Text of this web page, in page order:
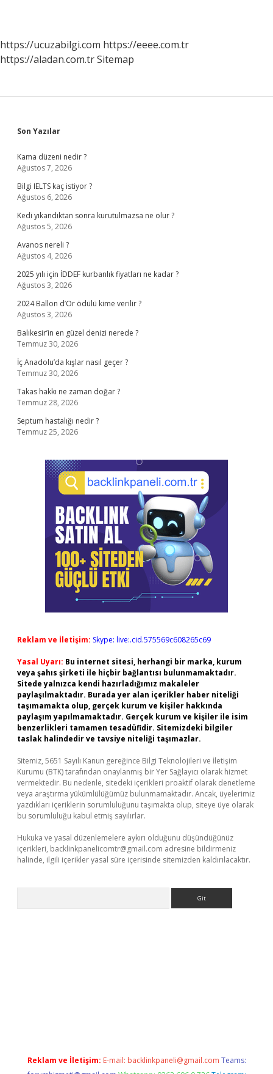
https://ucuzabilgi.com https://eeee.com.tr
https://aladan.com.trSitemap
Sidebar
Son Yazılar
Kama düzeni nedir ?
Ağustos 7, 2026
Bilgi IELTS kaç istiyor ?
Ağustos 6, 2026
Kedi yıkandıktan sonra kurutulmazsa ne olur ?
Ağustos 5, 2026
Avanos nereli ?
Ağustos 4, 2026
2025 yılı için İDDEF kurbanlık fiyatları ne kadar ?
Ağustos 3, 2026
2024 Ballon d’Or ödülü kime verilir ?
Ağustos 3, 2026
Balıkesir’in en güzel denizi nerede ?
Temmuz 30, 2026
İç Anadolu’da kışlar nasıl geçer ?
Temmuz 30, 2026
Takas hakkı ne zaman doğar ?
Temmuz 28, 2026
Septum hastalığı nedir ?
Temmuz 25, 2026
Reklam ve İletişim: Skype: live:.cid.575569c608265c69
Yasal Uyarı: Bu internet sitesi, herhangi bir marka, kurum
veya şahıs şirketi ile hiçbir bağlantısı bulunmamaktadır.
Sitede yalnızca kendi hazırladığımız makaleler
paylaşılmaktadır. Burada yer alan içerikler haber niteliği
taşımamakta olup, gerçek kurum ve kişiler hakkında
paylaşım yapılmamaktadır. Gerçek kurum ve kişiler ile isim
benzerlikleri tamamen tesadüfidir. Sitemizdeki bilgiler
taslak halindedir ve tavsiye niteliği taşımazlar.
Sitemiz, 5651 Sayılı Kanun gereğince Bilgi Teknolojileri ve İletişim
Kurumu (BTK) tarafından onaylanmış bir Yer Sağlayıcı olarak hizmet
vermektedir. Bu nedenle, sitedeki içerikleri proaktif olarak denetleme
veya araştırma yükümlülüğümüz bulunmamaktadır. Ancak, üyelerimiz
yazdıkları içeriklerin sorumluluğunu taşımakta olup, siteye üye olarak
bu sorumluluğu kabul etmiş sayılırlar.
Hukuka ve yasal düzenlemelere aykırı olduğunu düşündüğünüz
içerikleri, backlinkpanelicomtr@gmail.com adresine bildirmeniz
halinde, ilgili içerikler yasal süre içerisinde sitemizden kaldırılacaktır.
Reklam ve İletişim: E-mail: backlinkpaneli@gmail.com Teams: